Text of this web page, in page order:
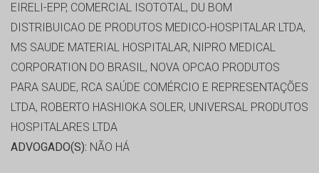
EIRELI-EPP, COMERCIAL ISOTOTAL, DU BOM
DISTRIBUICAO DE PRODUTOS MEDICO-HOSPITALAR LTDA,
MS SAUDE MATERIAL HOSPITALAR, NIPRO MEDICAL
CORPORATION DO BRASIL, NOVA OPCAO PRODUTOS
PARA SAUDE, RCA SAÚDE COMÉRCIO E REPRESENTAÇÕES
LTDA, ROBERTO HASHIOKA SOLER, UNIVERSAL PRODUTOS
HOSPITALARES LTDA
ADVOGADO(S): NÃO HÁ